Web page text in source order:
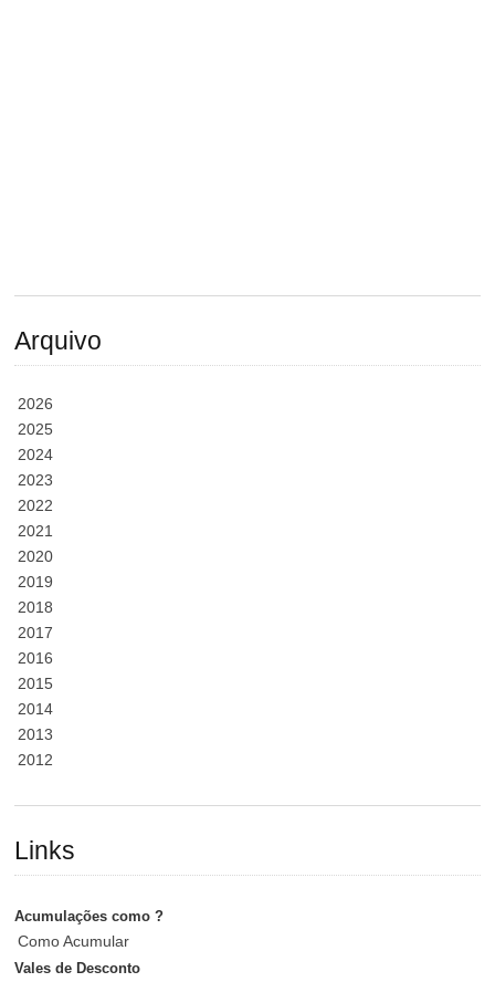
Arquivo
2026
2025
2024
2023
2022
2021
2020
2019
2018
2017
2016
2015
2014
2013
2012
Links
Acumulações como ?
Como Acumular
Vales de Desconto